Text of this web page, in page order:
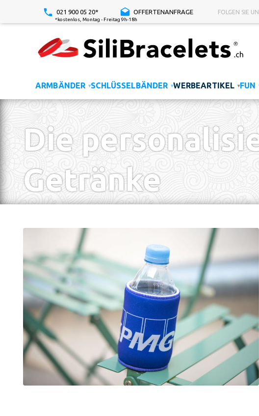
021 900 05 20* OFFERTENANFRAGE FOLGEN SIE
*kostenlos, Montag - Freitag 9h-18h
ARMBÄNDER ▾SCHLÜSSELBÄNDER ▾WERBEARTIKEL ▾FUN
Die
Getränke